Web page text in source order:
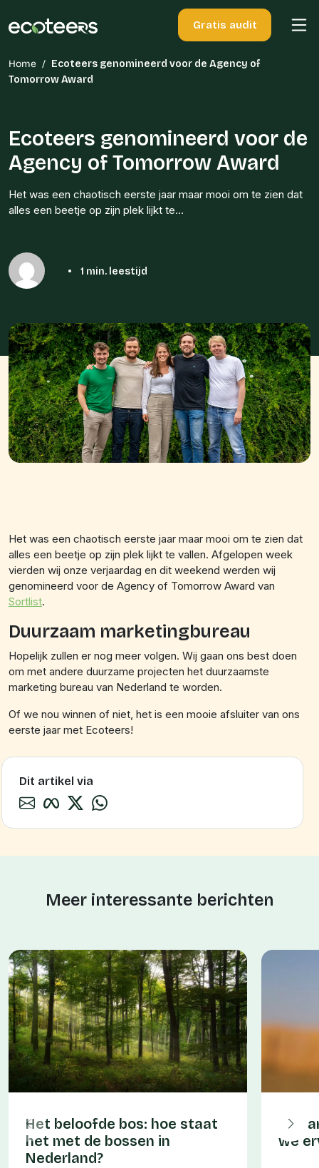
Gratis audit
Home / Ecoteers genomineerd voor de Agency of
Tomorrow Award
Ecoteers genomineerd voor de
Agency of Tomorrow Award
Het was een chaotisch eerste jaar maar mooi om te zien dat
alles een beetje op zijn plek lijkt te…
• 1 min. leestijd
Het was een chaotisch eerste jaar maar mooi om te zien dat
alles een beetje op zijn plek lijkt te vallen. Afgelopen week
vierden wij onze verjaardag en dit weekend werden wij
genomineerd voor de Agency of Tomorrow Award van
Sortlist.
Duurzaam marketingbureau
Hopelijk zullen er nog meer volgen. Wij gaan ons best doen
om met andere duurzame projecten het duurzaamste
marketing bureau van Nederland te worden.
Of we nou winnen of niet, het is een mooie afsluiter van ons
eerste jaar met Ecoteers!
Dit artikel via
Meer interessante berichten
Het beloofde bos: hoe staat
het met de bossen in
Nederland?
51
we